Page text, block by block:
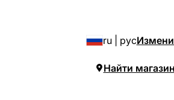
ru | рус
Найти магазин